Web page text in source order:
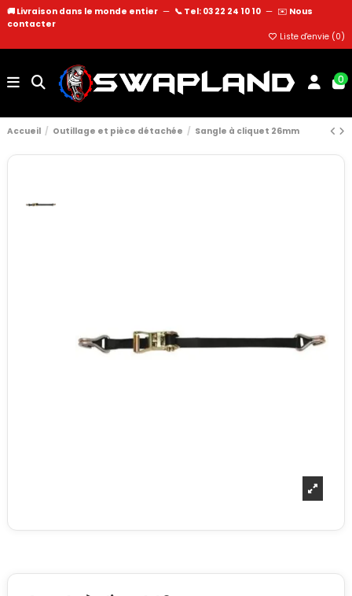
🚚 Livraison dans le monde entier — 📞 Tel: 03 22 24 10 10 — ✉️ Nous
contacter
Liste d'envie (0)
0
Accueil Outillage et pièce détachée Sangle à cliquet 26mm